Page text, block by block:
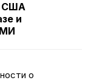
США
и
о